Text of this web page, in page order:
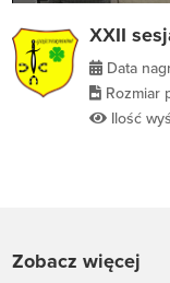
XXII
Data
Rozmiar
Ilość
Zobacz więcej